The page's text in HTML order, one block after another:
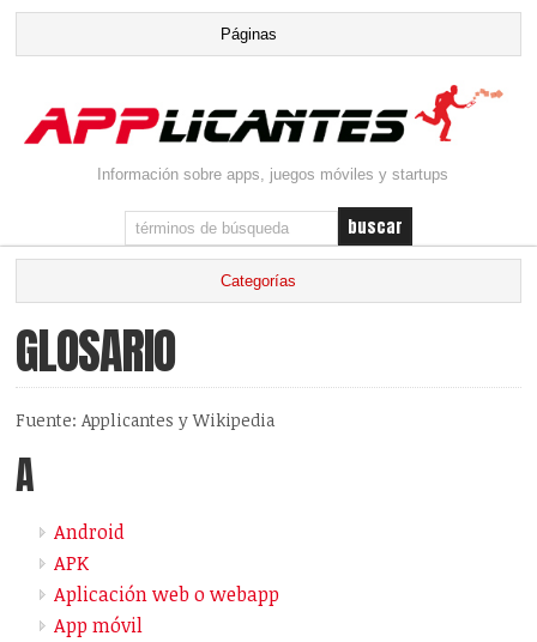
Información sobre apps, juegos móviles y startups
GLOSARIO
Fuente: Applicantes y Wikipedia
A
Android
APK
Aplicación web o webapp
App móvil